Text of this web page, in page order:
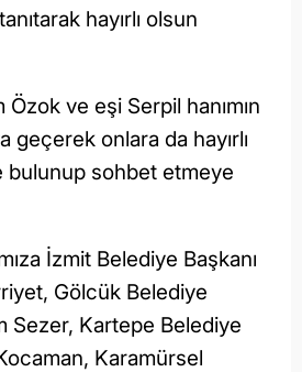
hayırlı olsun
Özok ve eşi Serpil hanımın
geçerek onlara da hayırlı
bulunup sohbet etmeye
İzmit Belediye Başkanı
Gölcük Belediye
Sezer, Kartepe Belediye
Karamürsel